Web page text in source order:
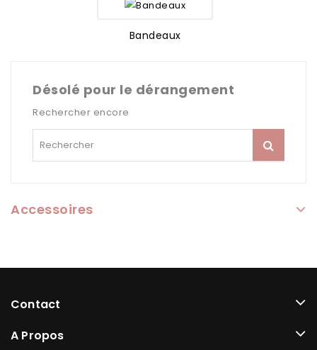
Bandeaux
Désolé pour le dérangement
Rechercher encore
Accessoires
Contact
A Propos